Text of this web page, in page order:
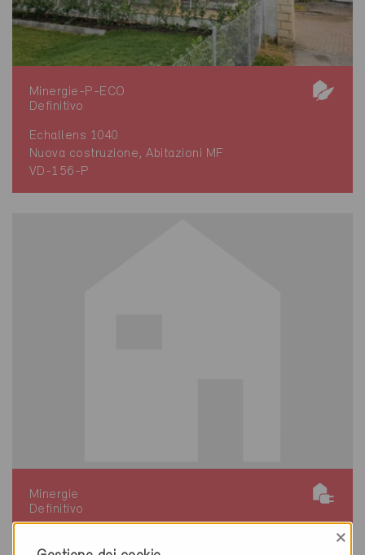
Minergie-P-ECO
Definitivo
Echallens 1040
Nuova costruzione, Abitazioni MF
VD-156-P
Minergie
Definitivo
×